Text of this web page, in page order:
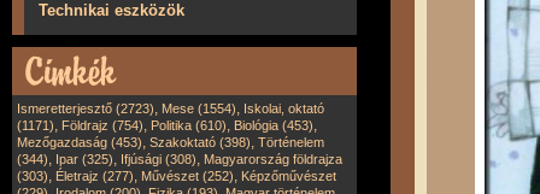
Technikai eszközök
Ismeretterjesztő (2723), Mese (1554), Iskolai, oktató
(1171), Földrajz (754), Politika (610), Biológia (453),
Mezőgazdaság (453), Szakoktató (398), Történelem
(344), Ipar (325), Ifjúsági (308), Magyarország földrajza
(303), Életrajz (277), Művészet (252), Képzőművészet